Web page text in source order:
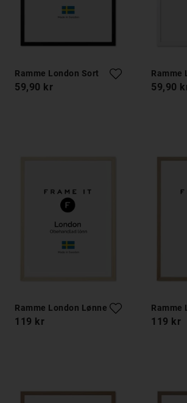
Ramme London Sort
59,90 kr
Ramme
59,90
Ramme London Lønnetre
119 kr
Ramme
119 kr